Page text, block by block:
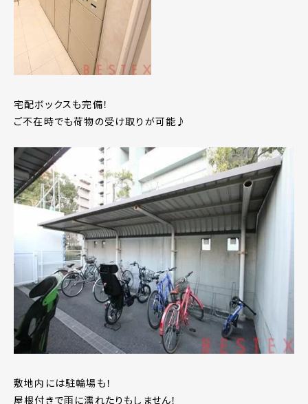
宅配ボックスも完備！
ご不在時でも荷物の受け取りが可能♪
敷地内には駐輪場も！
屋根付きで雨に濡れたりもしません！